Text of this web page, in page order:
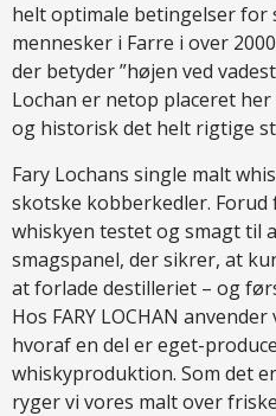
helt optimale betingelser for
mennesker i Farre i over
der betyder ”højen ved
Lochan er netop placeret
og historisk det helt rigtige
Fary Lochans single malt
skotske kobberkedler.
whiskyen testet og smagt til
smagspanel, der sikrer, at
at forlade destilleriet – og
Hos FARY LOCHAN
hvoraf en del er eget-
whiskyproduktion. Som det
ryger vi vores malt over